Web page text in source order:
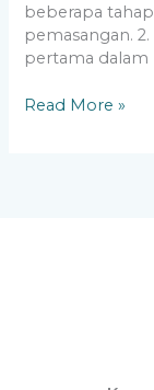
beberapa
pemasangan.
pertama
Read More »